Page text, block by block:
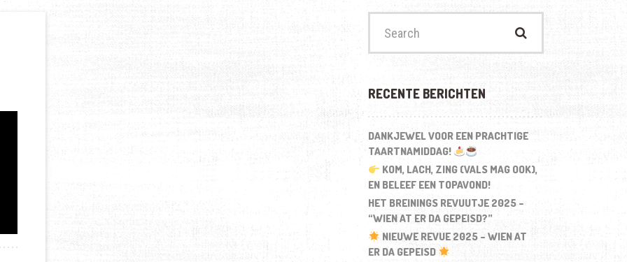
RECENTE BERICHTEN
DANKJEWEL VOOR EEN PRACHTIGE
TAARTNAMIDDAG!
KOM, LACH, ZING (VALS MAG OOK),
EN BELEEF EEN TOPAVOND!
HET BREININGS REVUUTJE 2025 –
“WIEN AT ER DA GEPEISD?”
NIEUWE REVUE 2025 – WIEN AT
ER DA GEPEISD